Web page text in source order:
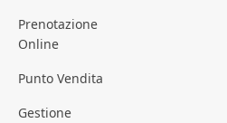
Prenotazione
Online
Punto Vendita
Gestione